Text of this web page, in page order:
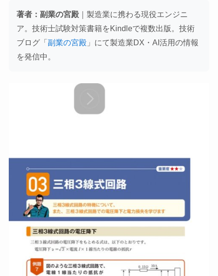
著者：副業の宮殿｜製造業に携わる現役エンジニ
ア。技術士試験対策書籍をKindleで複数出版。技術
ブログ「副業の宮殿 」にて製造業DX・AI活用の情報
を発信中。